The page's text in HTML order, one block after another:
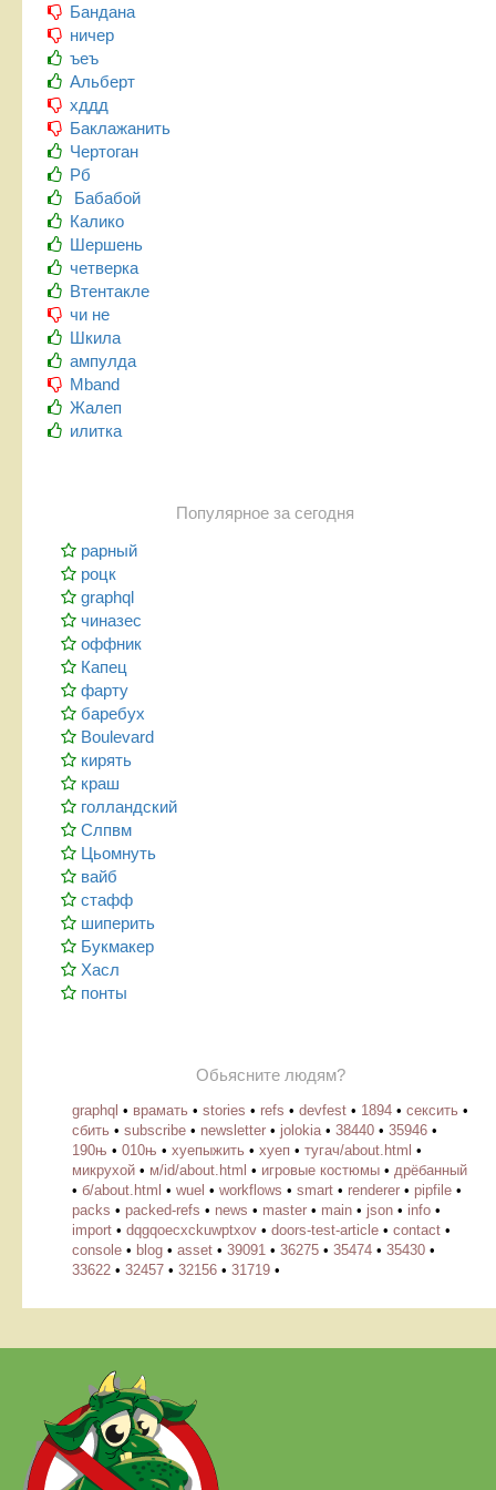
Бандана
ничер
ъеъ
Альберт
хддд
Баклажанить
Чертоган
Рб
Бабабой
Калико
Шершень
четверка
Втентакле
чи не
Шкила
ампулда
Mband
Жалеп
илитка
Популярное за сегодня
рарный
роцк
graphql
чиназес
оффник
Капец
фарту
баребух
Boulevard
кирять
краш
голландский
Слпвм
Цьомнуть
вайб
стафф
шиперить
Букмакер
Хасл
понты
Обьясните людям?
graphql • врамать • stories • refs • devfest • 1894 • сексить •
сбить • subscribe • newsletter • jolokia • 38440 • 35946 •
190њ • 010њ • хуепыжить • хуеп • тугач/about.html •
микрухой • м/id/about.html • игровые костюмы • дрёбанный
• б/about.html • wuel • workflows • smart • renderer • pipfile •
packs • packed-refs • news • master • main • json • info •
import • dqgqoecxckuwptxov • doors-test-article • contact •
console • blog • asset • 39091 • 36275 • 35474 • 35430 •
33622 • 32457 • 32156 • 31719 •